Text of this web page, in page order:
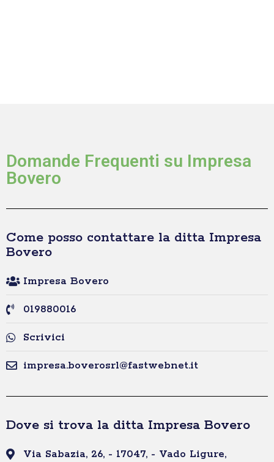
Domande Frequenti su Impresa
Bovero
Come posso contattare la ditta Impresa
Bovero
Impresa Bovero
019880016
Scrivici
impresa.boverosrl@fastwebnet.it
Dove si trova la ditta Impresa Bovero
Via Sabazia, 26, - 17047, - Vado Ligure,